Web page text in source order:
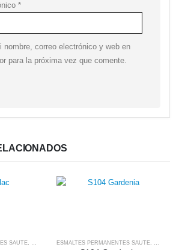
*
nombre, correo electrónico y web en
para la próxima vez que comente.
SAUTE, SAUTE NAILSESMALTES PERMANENTES SAUTE, SAUTE